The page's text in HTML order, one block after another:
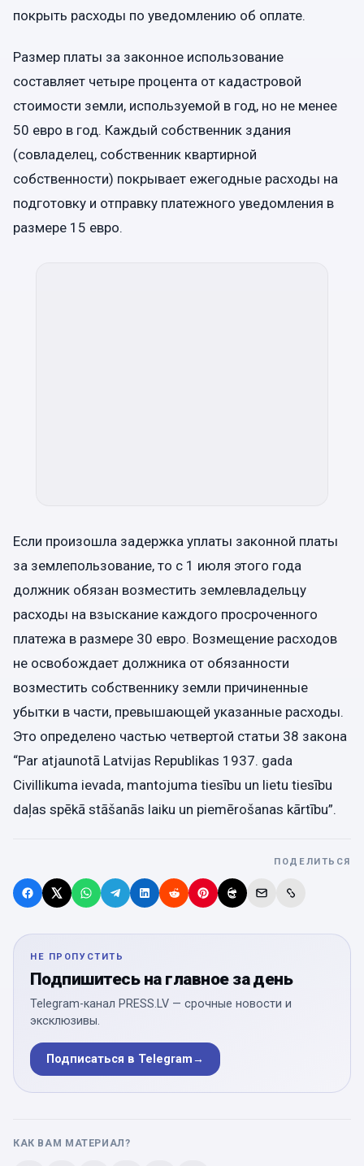
покрыть расходы по уведомлению об оплате.
Размер платы за законное использование
составляет четыре процента от кадастровой
стоимости земли, используемой в год, но не менее
50 евро в год. Каждый собственник здания
(совладелец, собственник квартирной
собственности) покрывает ежегодные расходы на
подготовку и отправку платежного уведомления в
размере 15 евро.
Если произошла задержка уплаты законной платы
за землепользование, то с 1 июля этого года
должник обязан возместить землевладельцу
расходы на взыскание каждого просроченного
платежа в размере 30 евро. Возмещение расходов
не освобождает должника от обязанности
возместить собственнику земли причиненные
убытки в части, превышающей указанные расходы.
Это определено частью четвертой статьи 38 закона
“Par atjaunotā Latvijas Republikas 1937. gada
Civillikuma ievada, mantojuma tiesību un lietu tiesību
daļas spēkā stāšanās laiku un piemērošanas kārtību”.
ПОДЕЛИТЬСЯ
НЕ ПРОПУСТИТЬ
Подпишитесь на главное за день
Telegram-канал PRESS.LV — срочные новости и
эксклюзивы.
Подписаться в Telegram→
КАК ВАМ МАТЕРИАЛ?